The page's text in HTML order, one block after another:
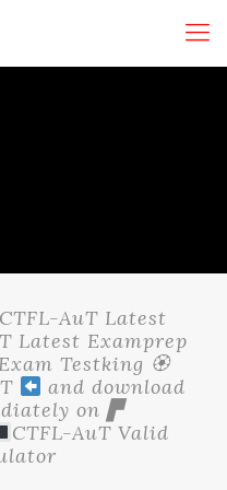
AuT Latest
Latest Examprep
Testking 🏵
and download
on ▛
CTFL-AuT Valid